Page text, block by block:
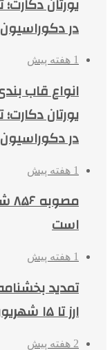
در
1 هفته پیش
انواع قاب
یورتان
در
1 هفته پیش
است
1 هفته پیش
تمدید
ارز تا ۱۵ شهریور
2 هفته پیش